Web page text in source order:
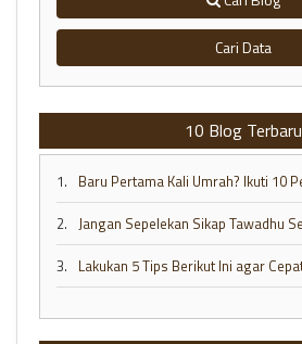
Cari Data
10 Blog Terbaru
1.
2.
3.